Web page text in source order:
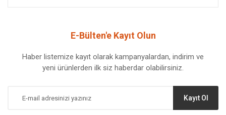
E-Bülten'e Kayıt Olun
Haber listemize kayıt olarak kampanyalardan, indirim ve
yeni ürünlerden ilk siz haberdar olabilirsiniz.
Kayıt Ol